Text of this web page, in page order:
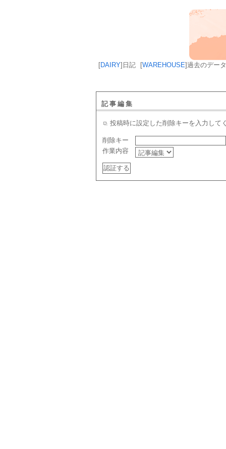
[DAIRY] 日記 [WAREHOUSE]過去のデータ
記事編集
投稿時に設定した削除キーを入力して
削除キー
作業内容